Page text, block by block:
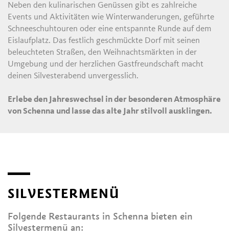
Neben den kulinarischen Genüssen gibt es zahlreiche
Events und Aktivitäten wie Winterwanderungen, geführte
Schneeschuhtouren oder eine entspannte Runde auf dem
Eislaufplatz. Das festlich geschmückte Dorf mit seinen
beleuchteten Straßen, den Weihnachtsmärkten in der
Umgebung und der herzlichen Gastfreundschaft macht
deinen Silvesterabend unvergesslich.
Erlebe den Jahreswechsel in der besonderen Atmosphäre
von Schenna und lasse das alte Jahr stilvoll ausklingen.
SILVESTERMENÜ
Folgende Restaurants in Schenna bieten ein
Silvestermenü an: